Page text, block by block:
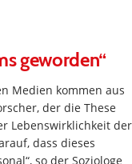
geworden“
Medien kommen aus
der die These
Lebenswirklichkeit der
dass dieses
so der Soziologe